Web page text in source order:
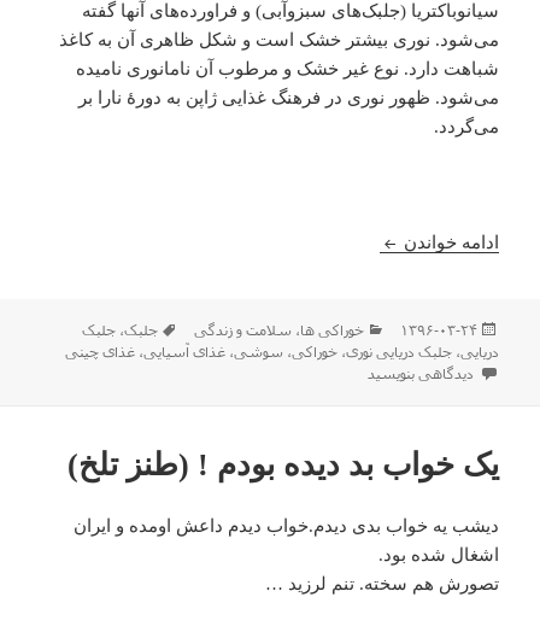
سیانوباکتریا (جلبک‌های سبزوآبی) و فراورده‌های آنها گفته
می‌شود. نوری بیشتر خشک است و شکل ظاهری آن به کاغذ
شباهت دارد. نوع غیر خشک و مرطوب آن نامانوری نامیده
می‌شود. ظهور نوری در فرهنگ غذایی ژاپن به دورهٔ نارا بر
می‌گردد.
ادامه خواندن معرفی جلبک دریایی نوری (جلبک سوشی)
ارسال
شده
در
۱۳۹۶-۰۳-۲۴ دسته‌ها
خوراکی ها، سلامت و زندگی برچسب‌ها
جلبک،جلبک
دریایی،جلبک دریایی نوری،خوراکی، سوشی،غذای آسیایی،غذای چینی
برای معرفی جلبک دریایی نوری (جلبک سوشی)
دیدگاهی بنویسید
یک خواب بد دیده بودم ! (طنز تلخ)
دیشب یه خواب بدی دیدم.خواب دیدم داعش اومده و ایران
اشغال شده بود.
تصورش هم سخته. تنم لرزید …